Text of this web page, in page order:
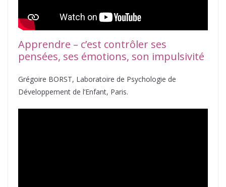
Apprendre – c’est contrôler ses
pensées, ses émotions, son impulsivité
Grégoire BORST, Laboratoire de Psychologie de
Développement de l’Enfant, Paris.